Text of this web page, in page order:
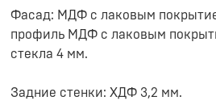
Фасад: МДФ с лаковым
профиль МДФ с лаковым
стекла 4 мм.
Задние стенки: ХДФ 3,2 мм.